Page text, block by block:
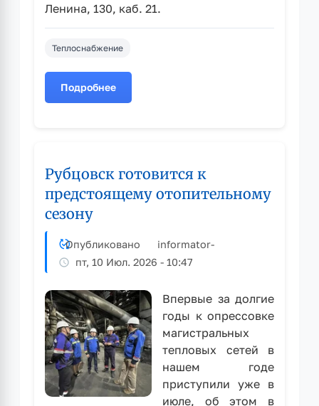
Ленина, 130, каб. 21.
Теплоснабжение
Подробнее
о
работу
комиссия
по
обеспечению
Рубцовска
к
сезону
Рубцовск готовится к
предстоящему отопительному
сезону
Опубликовано informator-
пт, 10 Июл. 2026 - 10:47
Впервые за долгие
годы к опрессовке
магистральных
тепловых сетей в
нашем годе
приступили уже в
июле, об этом в